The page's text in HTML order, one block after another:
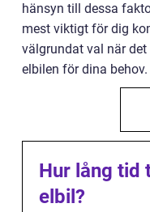
hänsyn till dessa
mest viktigt för dig
välgrundat val när
elbilen för dina behov.
Hur lång tid
elbil?